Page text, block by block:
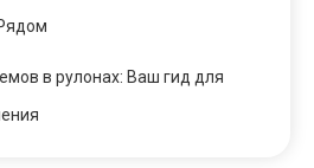
в рулонах: Ваш гид для